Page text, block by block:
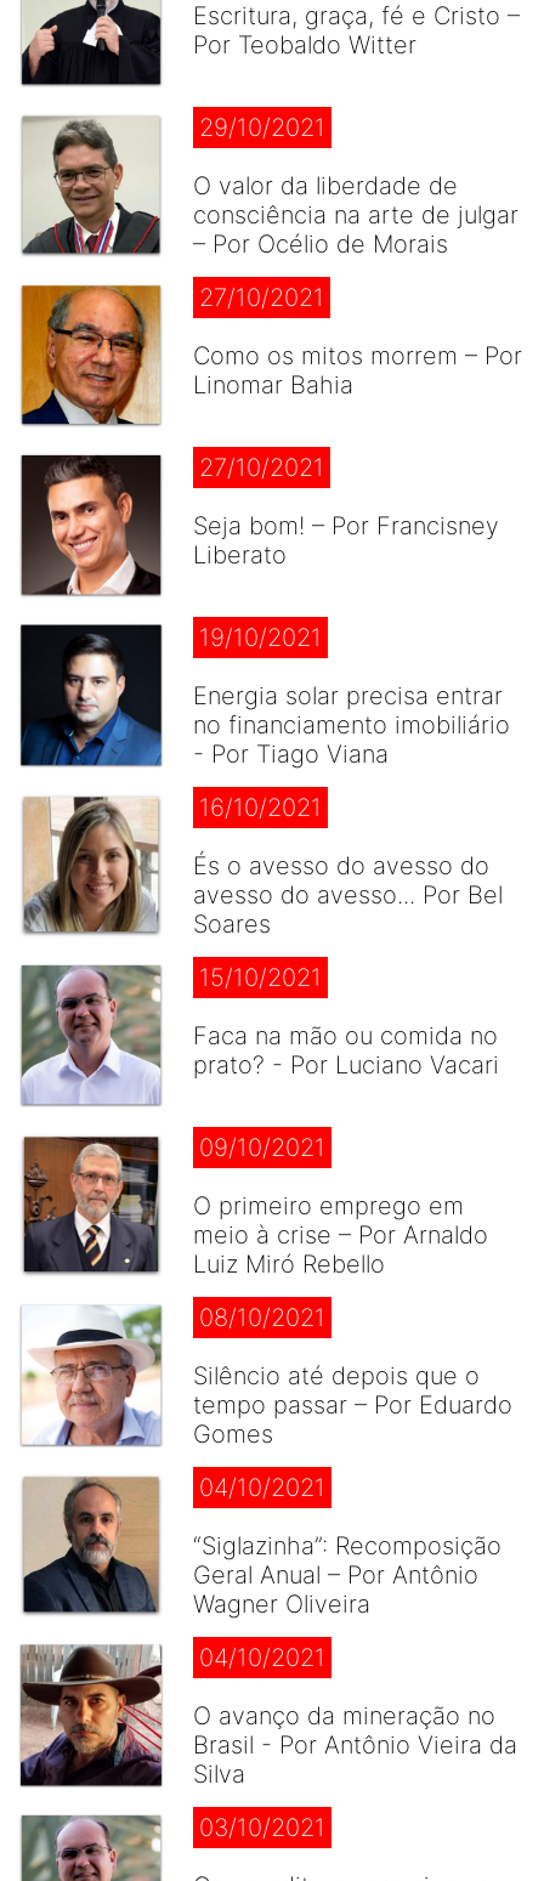
Escritura, graça, fé e Cristo –
Por Teobaldo Witter
29/10/2021
O valor da liberdade de
consciência na arte de julgar
– Por Océlio de Morais
27/10/2021
Como os mitos morrem – Por
Linomar Bahia
27/10/2021
Seja bom! – Por Francisney
Liberato
19/10/2021
Energia solar precisa entrar
no financiamento imobiliário
- Por Tiago Viana
16/10/2021
És o avesso do avesso do
avesso do avesso... Por Bel
Soares
15/10/2021
Faca na mão ou comida no
prato? - Por Luciano Vacari
09/10/2021
O primeiro emprego em
meio à crise – Por Arnaldo
Luiz Miró Rebello
08/10/2021
Silêncio até depois que o
tempo passar – Por Eduardo
Gomes
04/10/2021
“Siglazinha”: Recomposição
Geral Anual – Por Antônio
Wagner Oliveira
04/10/2021
O avanço da mineração no
Brasil - Por Antônio Vieira da
Silva
03/10/2021